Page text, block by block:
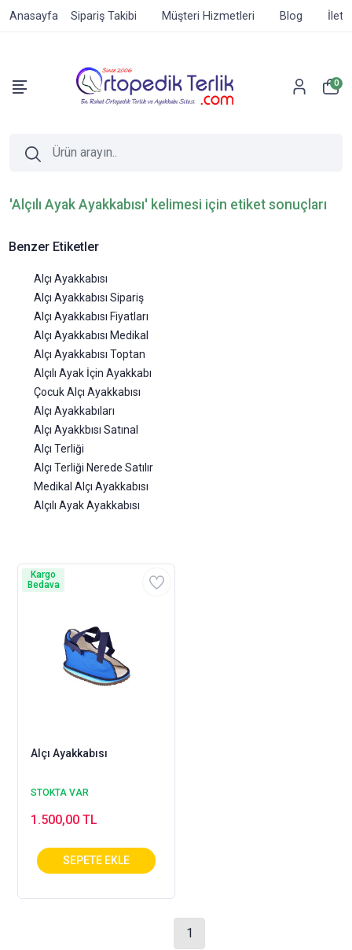
Anasayfa Sipariş Takibi Müşteri Hizmetleri Blog
0
'Alçılı Ayak Ayakkabısı' kelimesi için etiket sonuçları
Benzer Etiketler
Alçı Ayakkabısı
Alçı Ayakkabısı Sipariş
Alçı Ayakkabısı Fiyatları
Alçı Ayakkabısı Medikal
Alçı Ayakkabısı Toptan
Alçılı Ayak İçin Ayakkabı
Çocuk Alçı Ayakkabısı
Alçı Ayakkabıları
Alçı Ayakkbısı Satınal
Alçı Terliği
Alçı Terliği Nerede Satılır
Medikal Alçı Ayakkabısı
Alçılı Ayak Ayakkabısı
Alçı Ayakkabısı
STOKTA VAR
1.500,00 TL
Kargo
Bedava
1